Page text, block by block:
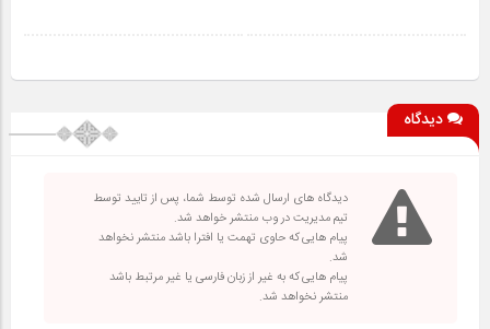
دیدگاه
دیدگاه های ارسال شده توسط شما، پس از تایید توسط
تیم مدیریت در وب منتشر خواهد شد.
پیام هایی که حاوی تهمت یا افترا باشد منتشر نخواهد
شد.
پیام هایی که به غیر از زبان فارسی یا غیر مرتبط باشد
منتشر نخواهد شد.